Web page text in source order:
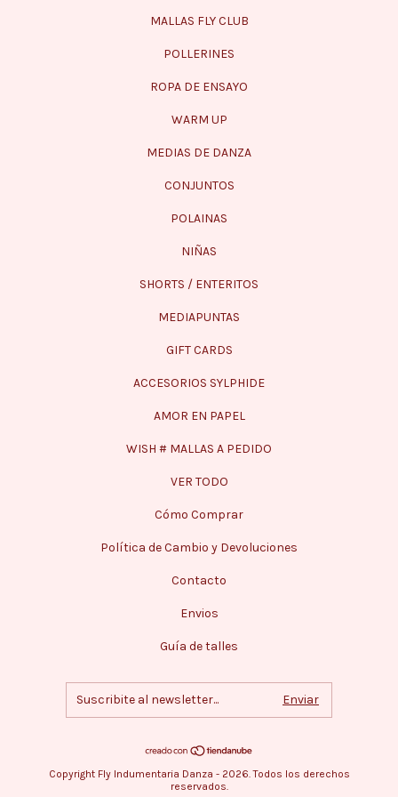
MALLAS FLY CLUB
POLLERINES
ROPA DE ENSAYO
WARM UP
MEDIAS DE DANZA
CONJUNTOS
POLAINAS
NIÑAS
SHORTS / ENTERITOS
MEDIAPUNTAS
GIFT CARDS
ACCESORIOS SYLPHIDE
AMOR EN PAPEL
WISH # MALLAS A PEDIDO
VER TODO
Cómo Comprar
Política de Cambio y Devoluciones
Contacto
Envios
Guía de talles
Copyright Fly Indumentaria Danza - 2026. Todos los derechos
reservados.